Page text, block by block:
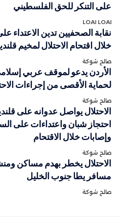
على التنكر للحق الفلسطيني
LOAI LOAI
نقابة الصحفيين تدين الاعتداء
خلال اقتحام الاحتلال لمخيم
صالح شوكة
الأردن يدعو لموقف عربي
لحماية الأقصى من إجراءات
صالح شوكة
الاحتلال يواصل عدوانه على
احتجاز شبان واعتداءات على
وإصابات خلال الاقتحام
صالح شوكة
الاحتلال يخطر بهدم مساكن
مسافر يطا جنوب الخليل
صالح شوكة